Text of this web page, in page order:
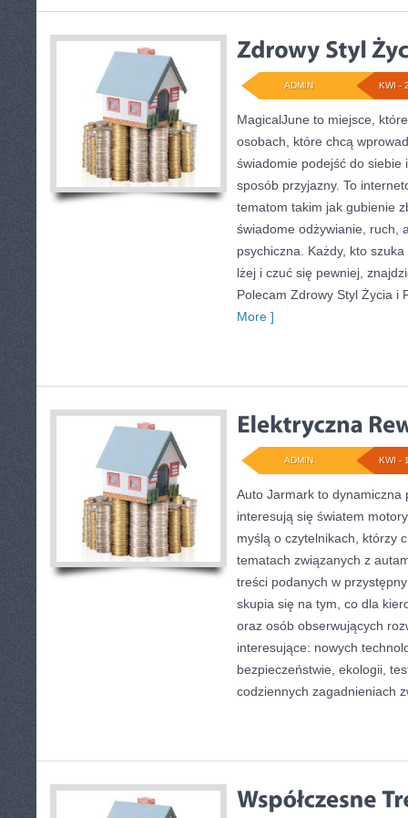
KWI -
ADMIN
MagicalJune to miejsce,
osobach, które chcą
świadomie podejść do siebie
sposób przyjazny. To
tematom takim jak gubienie
świadome odżywianie, ruch,
psychiczna. Każdy, kto
lżej i czuć się pewniej,
Polecam Zdrowy Styl Życia i
More ]
KWI -
ADMIN
Auto Jarmark to dynamiczna
interesują się światem
myślą o czytelnikach, którzy
tematach związanych z
treści podanych w
skupia się na tym, co dla
oraz osób obserwujących
interesujące: nowych
bezpieczeństwie, ekologii,
codziennych zagadnieniach